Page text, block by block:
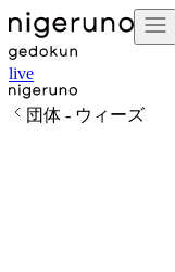
live
団体 - ウィーズ